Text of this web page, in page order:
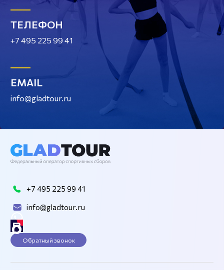
ТЕЛЕФОН
+7 495 225 99 41
EMAIL
info@gladtour.ru
+7 495 225 99 41
info@gladtour.ru
Обратный звонок